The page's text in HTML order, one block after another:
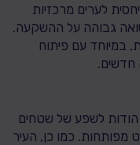
לערים מרכזיות
גבוהה על ההשקעה.
במיוחד עם פיתוח
חדשים.
הודות לשפע של שטחים
מפותחות. כמו כן, העיר